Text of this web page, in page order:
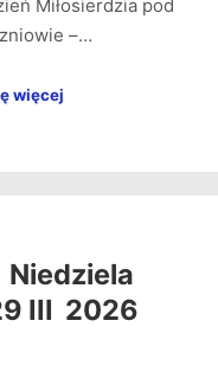
Miłosierdzia pod
–…
więcej
Niedziela
III 2026